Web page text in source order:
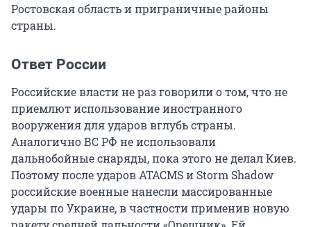
Ростовская область и приграничные районы
страны.
Ответ России
Российские власти не раз говорили о том, что не
приемлют использование иностранного
вооружения для ударов вглубь страны.
Аналогично ВС РФ не использовали
дальнобойные снаряды, пока этого не делал Киев.
Поэтому после ударов ATACMS и Storm Shadow
российские военные нанесли массированные
удары по Украине, в частности применив новую